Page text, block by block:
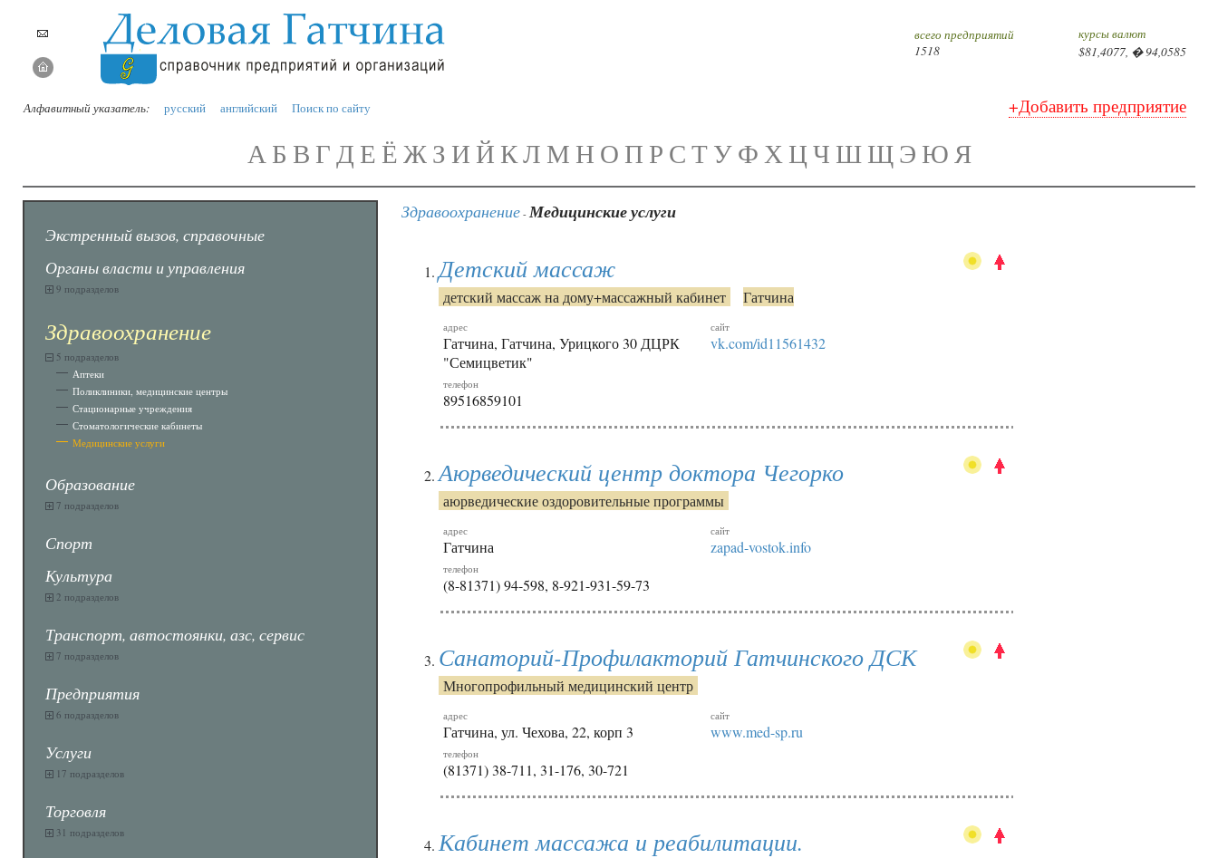
всего предприятий
1518
курсы валют
$81,4077, � 94,0585
Алфавитный указатель: русский английский Поиск по сайту +Добавить предприятие
АБ В ГД Е ЁЖЗ И Й КЛ М Н О П Р СТУФХЦЧ ШЩЭ ЮЯ
Экстренный вызов, справочные
Органы власти и управления
9 подразделов
Здравоохранение
5 подразделов
Аптеки
Поликлиники, медицинские центры
Стационарные учреждения
Стоматологические кабинеты
Медицинские услуги
Образование
7 подразделов
Спорт
Культура
2 подразделов
Транспорт, автостоянки, азс, сервис
7 подразделов
Предприятия
6 подразделов
Услуги
17 подразделов
Торговля
31 подразделов
Здравоохранение -Медицинские услуги
Детский массаж
детский массаж на дому+массажный кабинет Гатчина
адрес
Гатчина, Гатчина, Урицкого 30 ДЦРК
"Семицветик"
телефон
89516859101
сайт
vk.com/id11561432
Аюрведический центр доктора Чегорко
аюрведические оздоровительные программы
адрес
Гатчина
телефон
(8-81371) 94-598, 8-921-931-59-73
сайт
zapad-vostok.info
Санаторий-Профилакторий Гатчинского ДСК
Многопрофильный медицинский центр
адрес
Гатчина, ул. Чехова, 22, корп 3
телефон
(81371) 38-711, 31-176, 30-721
сайт
www.med-sp.ru
Кабинет массажа и реабилитации.